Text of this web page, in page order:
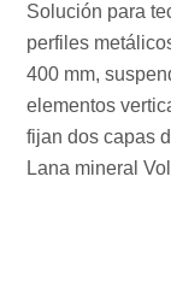
Solución para
perfiles
400 mm,
elementos
fijan dos capas
Lana mineral